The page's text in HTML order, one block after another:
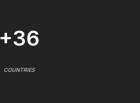
+36
COUNTRIES